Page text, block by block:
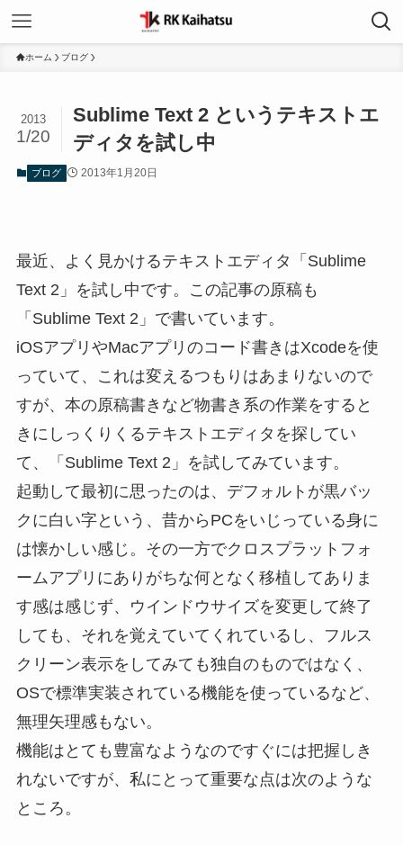
ホーム ブログ
Sublime Text 2 というテキストエ
ディタを試し中
2013
1/20
ブログ 2013年1月20日
最近、よく見かけるテキストエディタ「Sublime
Text 2」を試し中です。この記事の原稿も
「Sublime Text 2」で書いています。
iOSアプリやMacアプリのコード書きはXcodeを使
っていて、これは変えるつもりはあまりないので
すが、本の原稿書きなど物書き系の作業をすると
きにしっくりくるテキストエディタを探してい
て、「Sublime Text 2」を試してみています。
起動して最初に思ったのは、デフォルトが黒バッ
クに白い字という、昔からPCをいじっている身に
は懐かしい感じ。その一方でクロスプラットフォ
ームアプリにありがちな何となく移植してありま
す感は感じず、ウインドウサイズを変更して終了
しても、それを覚えていてくれているし、フルス
クリーン表示をしてみても独自のものではなく、
OSで標準実装されている機能を使っているなど、
無理矢理感もない。
機能はとても豊富なようなのですぐには把握しき
れないですが、私にとって重要な点は次のような
ところ。